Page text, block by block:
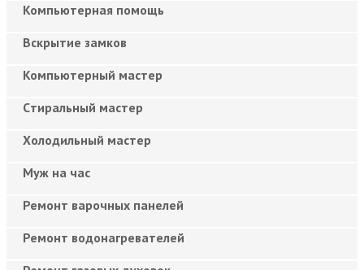
Компьютерная помощь
Вскрытие замков
Компьютерный мастер
Cтиральный мастер
Холодильный мастер
Муж на час
Ремонт варочных панелей
Ремонт водонагревателей